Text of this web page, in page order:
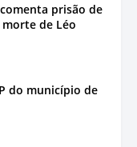
prisão de
de Léo
do município de